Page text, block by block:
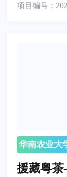
项目编号：
华南农业大
援藏粤